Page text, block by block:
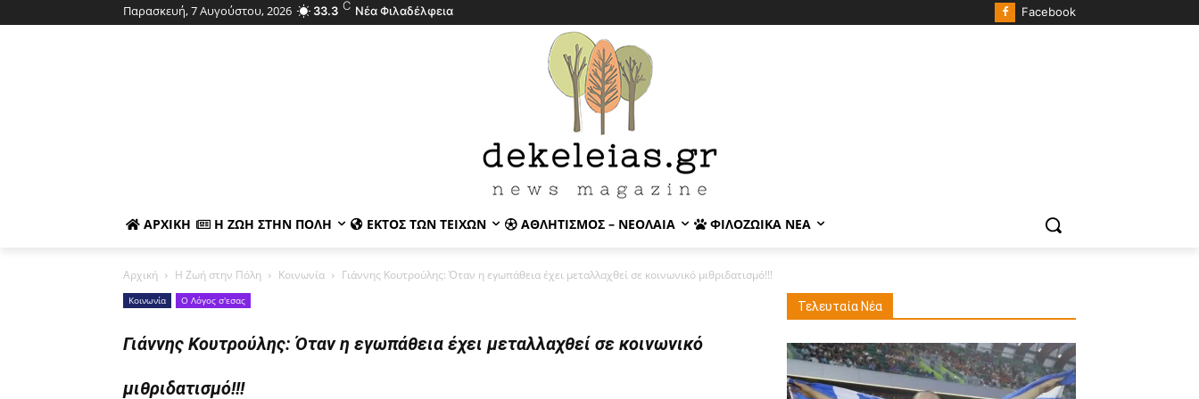
Παρασκευή, 7 Αυγούστου, 2026 33.3 C Νέα Φιλαδέλφεια Facebook
ΑΡΧΙΚΉ Η ΖΩΉ ΣΤΗΝ ΠΌΛΗ ΕΚΤΌΣ ΤΩΝ ΤΕΙΧΏΝ ΑΘΛΗΤΙΣΜΌΣ – ΝΕΟΛΑΊΑ ΦΙΛΟΖΩΙΚΆ ΝΈΑ
Αρχική Η Ζωή στην Πόλη Κοινωνία Γιάννης Κουτρούλης: Όταν η εγωπάθεια έχει μεταλλαχθεί σε κοινωνικό μιθριδατισμό!!!
Κοινωνία Ο Λόγος σ'εσας
Γιάννης Κουτρούλης: Όταν η εγωπάθεια έχει μεταλλαχθεί σε κοινωνικό
μιθριδατισμό!!!
Τελευταία Νέα